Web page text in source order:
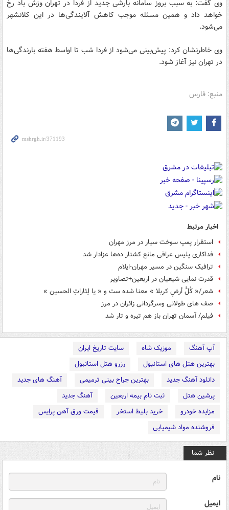
وی گفت: به سبب بروز سامانه بارشی جدید از فردا در تهران وزش باد رخ
خواهد داد و همین مسئله موجب کاهش ‌آلایندگی‌ها در این کلانشهر
می‌شود.
وی خاطرنشان کرد: پیش‌بینی می‌شود از فردا شب تا اواسط هفته بارندگی‌ها
در تهران نیز آغاز شود.
منبع: فارس
اخبار مرتبط
استقرار پمپ سوخت سیار در مرز مهران
فداکاری پلیس عراقی مانع کشتار ده‌ها عزادار شد
ترافیک سنگین در مسیر مهران-ایلام
قدرت نمایی شیعیان در اربعین+تصاویر
شعر/« کُلُّ أرضٍ کربلا » معنا شده ست و « یا لِثاراتِ الحسین »
صف های طولانی وسرگردانی زائران در مرز
فیلم/ آسمان تهران باز هم تیره و تار شد
آپ آهنگ موزیک شاه
سایت تاریخ ایران
بهترین هتل های استانبول
رزرو هتل استانبول
دانلود آهنگ جدید
بهترین جراح بینی ترمیمی
آهنگ های جدید
پرشین هتل
ثبت نام بیمه اربعین
آهنگ جدید
مزایده خودرو
خرید بلیط استخر
قیمت ورق آهن پرایس
فروشنده مواد شیمیایی
نظر شما
نام
ایمیل